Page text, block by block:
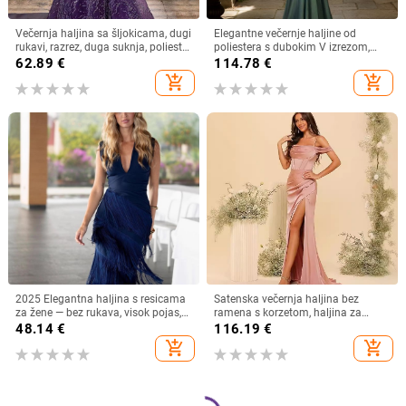
Večernja haljina sa šljokicama, dugi
rukavi, razrez, duga suknja, poliester
70-80%
62.89 €
add_shopping_cart
Elegantne večernje haljine od
poliestera s dubokim V izrezom,
visokim pasom, dugim rukavima i
114.78 €
add_shopping_cart
2025 Elegantna haljina s resicama
za žene — bez rukava, visok pojas,
tanke naramenice, duboki V izrez,
48.14€
add_shopping_cart
Satenska večernja haljina bez
ramena s korzetom, haljina za
kumu s prorezom, duga formalna
116.19 €
add_shopping_cart